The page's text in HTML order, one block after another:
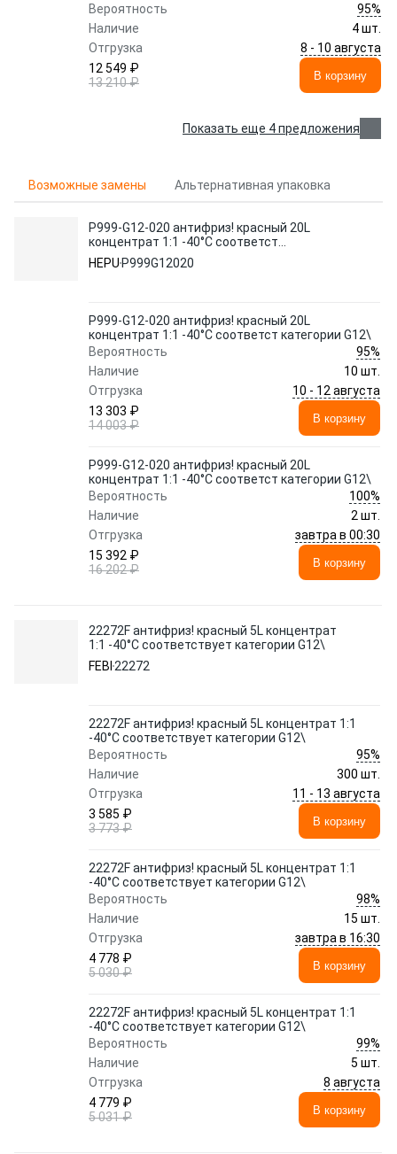
Вероятность
95%
Наличие
4 шт.
Отгрузка
8 - 10 августа
12 549 ₽
13 210 ₽
В корзину
Показать еще 4 предложения
Возможные замены Альтернативная упаковка
P999-G12-020 антифриз! красный 20L
концентрат 1:1 -40°C соответст
категории G12\
HEPU P999G12020
P999-G12-020 антифриз! красный 20L
концентрат 1:1 -40°C соответст категории G12\
Вероятность
95%
Наличие
10 шт.
Отгрузка
10 - 12 августа
13 303 ₽
14 003 ₽
В корзину
P999-G12-020 антифриз! красный 20L
концентрат 1:1 -40°C соответст категории G12\
Вероятность
100%
Наличие
2 шт.
Отгрузка
завтра в 00:30
15 392 ₽
16 202 ₽
В корзину
22272F антифриз! красный 5L концентрат
1:1 -40°C соответствует категории G12\
FEBI 22272
22272F антифриз! красный 5L концентрат 1:1
-40°C соответствует категории G12\
Вероятность
95%
Наличие
300 шт.
Отгрузка
11 - 13 августа
3 585 ₽
3 773 ₽
В корзину
22272F антифриз! красный 5L концентрат 1:1
-40°C соответствует категории G12\
Вероятность
98%
Наличие
15 шт.
Отгрузка
завтра в 16:30
4 778 ₽
5 030 ₽
В корзину
22272F антифриз! красный 5L концентрат 1:1
-40°C соответствует категории G12\
Вероятность
99%
Наличие
5 шт.
Отгрузка
8 августа
4 779 ₽
5 031 ₽
В корзину